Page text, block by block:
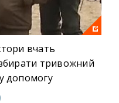
вчать
тривожний
допомогу